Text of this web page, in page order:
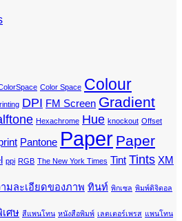
Color Space Colour
DPI FM Screen Gradient
Hexachrome Hue knockout Offset
Pantone Paper Paper
ppi RGB The New York Times Tint Tints XM
มละเอียดของภาพ ทินท์ พิกเซล พิมพ์ดิจิตอล
ศษ สีแพนโทน หนังสือพิมพ์ เลตเตอร์เพรส แพนโทน